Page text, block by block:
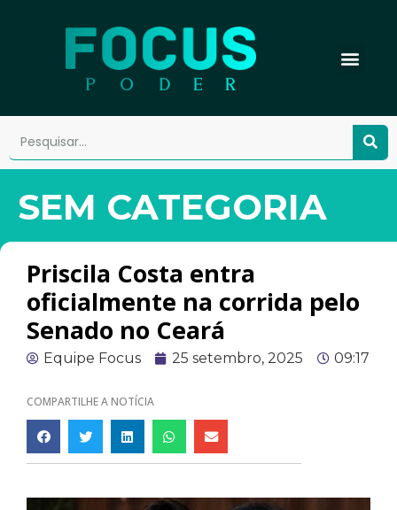
SEM CATEGORIA
Priscila Costa entra
oficialmente na corrida pelo
Senado no Ceará
Equipe Focus 25 setembro, 2025 09:17
COMPARTILHE A NOTÍCIA